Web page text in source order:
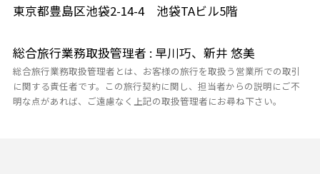
東京都豊島区池袋2-14-4 池袋TAビル5階
総合旅行業務取扱管理者 : 早川巧、新井 悠美
総合旅行業務取扱管理者とは、お客様の旅行を取扱う営業所での取引
に関する責任者です。この旅行契約に関し、担当者からの説明にご不
明な点があれば、ご遠慮なく上記の取扱管理者にお尋ね下さい。